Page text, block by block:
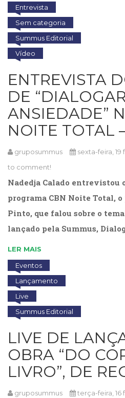
Relações
Públicas
e
Comunicação
Empresarial
(31)
Religião,
Espiritualidade,
Filosofia
(63)
Saúde
(132)
categoria
(22)
Temas
(30)
Terapia
(21)
Treinamento
e
RH
(65)
Turismo
Vida
Prática
(32)
Entrevista
Sem categoria
Summus Editorial
Vídeo
ENTREVISTA
DE
ANSIEDADE”
NOITE TOTAL
gruposummus sexta-feira, 19
to comment!
Nadedja Calado entrevistou
programa CBN Noite Total,
Pinto, que falou sobre o
lançado pela Summus,
LER MAIS
Eventos
Lançamento
Live
Summus Editorial
LIVE DE
OBRA “DO
LIVRO”, DE
gruposummus terça-feira, 16